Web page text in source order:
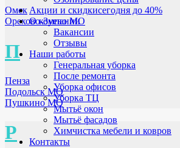
Омск
Орехово-Зуево МО
П
Пенза
Подольск МО
Пушкино МО
Р
Акции и скидкисегодня до 40%
О компании
Вакансии
Отзывы
Наши работы
Генеральная уборка
После ремонта
Уборка офисов
Уборка ТЦ
Мытьё окон
Мытьё фасадов
Химчистка мебели и ковров
Контакты